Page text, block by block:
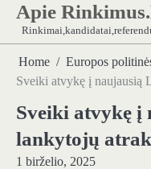
Skip
content
Apie
Home
Europos
Sveiki atvykę į naujausią
Sveiki atvykę į
lankytojų
1 birželio, 2025